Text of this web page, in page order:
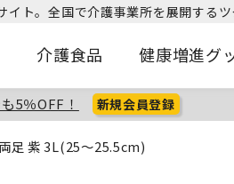
イト。全国で介護事業所を展開する
介護食品 健康増進グ
5％OFF！ 新規会員登録
足 紫 3L(25～25.5cm)